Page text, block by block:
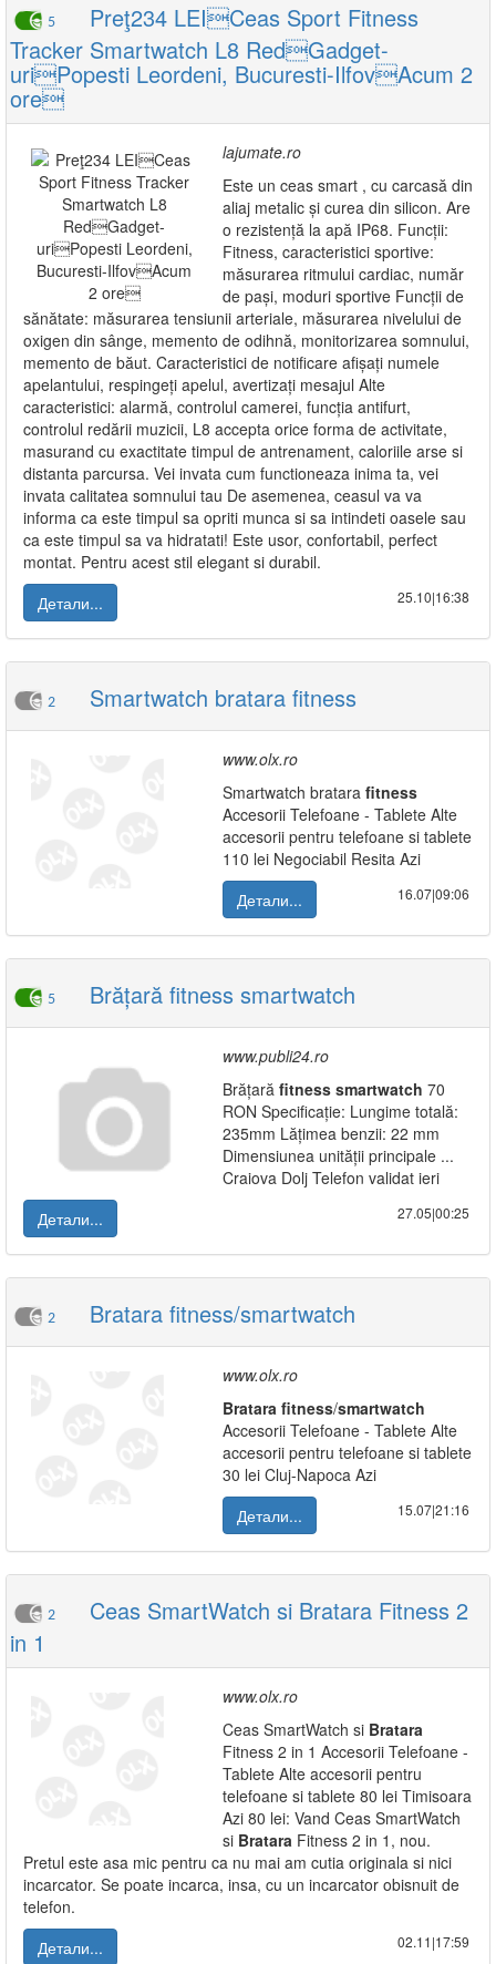
5
Preţ234 LEICeas Sport Fitness
Tracker Smartwatch L8 RedGadget-
uriPopesti Leordeni, Bucuresti-IlfovAcum 2
ore
lajumate.ro
Este un ceas smart , cu carcasă din
aliaj metalic și curea din silicon. Are
o rezistență la apă IP68. Funcții:
Fitness, caracteristici sportive:
măsurarea ritmului cardiac, număr
de pași, moduri sportive Funcții de
sănătate: măsurarea tensiunii arteriale, măsurarea nivelului de
oxigen din sânge, memento de odihnă, monitorizarea somnului,
memento de băut. Caracteristici de notificare afișați numele
apelantului, respingeți apelul, avertizați mesajul Alte
caracteristici: alarmă, controlul camerei, funcția antifurt,
controlul redării muzicii, L8 accepta orice forma de activitate,
masurand cu exactitate timpul de antrenament, caloriile arse si
distanta parcursa. Vei invata cum functioneaza inima ta, vei
invata calitatea somnului tau De asemenea, ceasul va va
informa ca este timpul sa opriti munca si sa intindeti oasele sau
ca este timpul sa va hidratati! Este usor, confortabil, perfect
montat. Pentru acest stil elegant si durabil.
Детали...
25.10|16:38
2 Smartwatch bratara fitness
www.olx.ro
Smartwatch bratara fitness
Accesorii Telefoane - Tablete Alte
accesorii pentru telefoane si tablete
110 lei Negociabil Resita Azi
Детали...
16.07|09:06
5 Brățară fitness smartwatch
www.publi24.ro
Brățară fitness smartwatch 70
RON Specificație: Lungime totală:
235mm Lățimea benzii: 22 mm
Dimensiunea unității principale ...
Craiova Dolj Telefon validat ieri
Детали...
27.05|00:25
2 Bratara fitness/smartwatch
www.olx.ro
Bratara fitness/smartwatch
Accesorii Telefoane - Tablete Alte
accesorii pentru telefoane si tablete
30 lei Cluj-Napoca Azi
Детали...
15.07|21:16
2
Ceas SmartWatch si Bratara Fitness 2
in 1
www.olx.ro
Ceas SmartWatch si Bratara
Fitness 2 in 1 Accesorii Telefoane -
Tablete Alte accesorii pentru
telefoane si tablete 80 lei Timisoara
Azi 80 lei: Vand Ceas SmartWatch
si Bratara Fitness 2 in 1, nou.
Pretul este asa mic pentru ca nu mai am cutia originala si nici
incarcator. Se poate incarca, insa, cu un incarcator obisnuit de
telefon.
Детали...
02.11|17:59